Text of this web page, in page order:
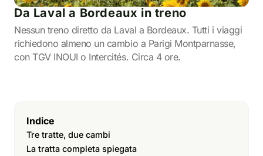
Da Laval a Bordeaux in treno
Nessun treno diretto da Laval a Bordeaux. Tutti i viaggi
richiedono almeno un cambio a Parigi Montparnasse,
con TGV INOUI o Intercités. Circa 4 ore.
Indice
Tre tratte, due cambi
La tratta completa spiegata